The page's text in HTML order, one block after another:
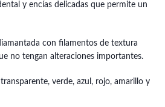
y encías delicadas que permite un
con filamentos de textura
no tengan alteraciones importantes.
verde, azul, rojo, amarillo y